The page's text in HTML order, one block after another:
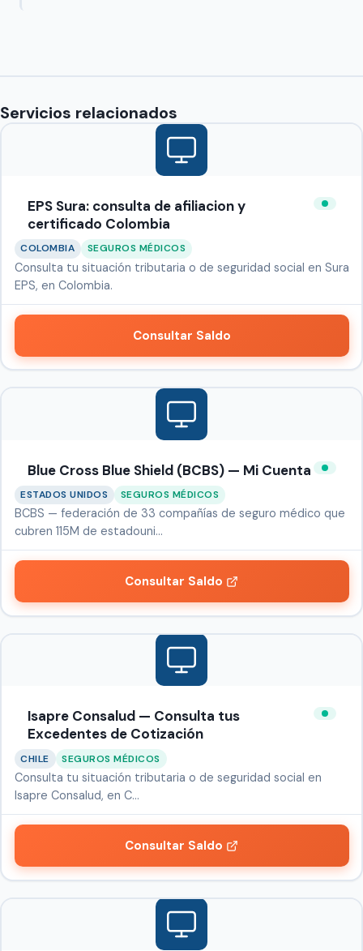
Servicios relacionados
EPS Sura: consulta de afiliacion y
certificado Colombia
COLOMBIA SEGUROS MÉDICOS
Consulta tu situación tributaria o de seguridad social en Sura
EPS, en Colombia.
Consultar Saldo
Blue Cross Blue Shield (BCBS) — Mi Cuenta
ESTADOS UNIDOS SEGUROS MÉDICOS
BCBS — federación de 33 compañías de seguro médico que
cubren 115M de estadouni…
Consultar Saldo
Isapre Consalud — Consulta tus
Excedentes de Cotización
CHILE SEGUROS MÉDICOS
Consulta tu situación tributaria o de seguridad social en
Isapre Consalud, en C…
Consultar Saldo